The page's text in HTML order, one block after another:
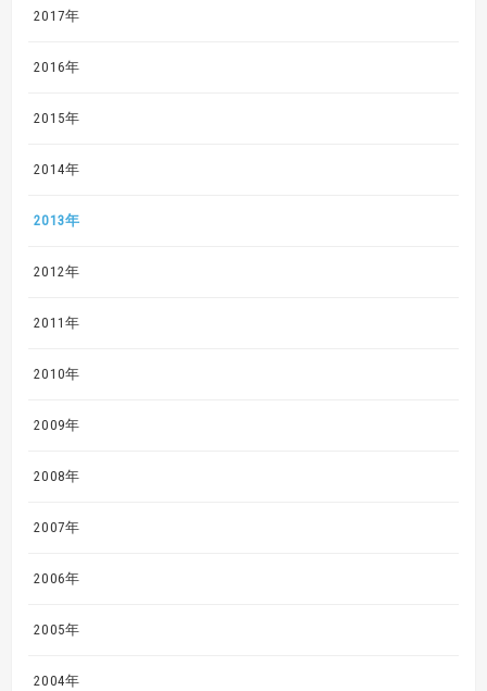
2017年
2016年
2015年
2014年
2013年
2012年
2011年
2010年
2009年
2008年
2007年
2006年
2005年
2004年